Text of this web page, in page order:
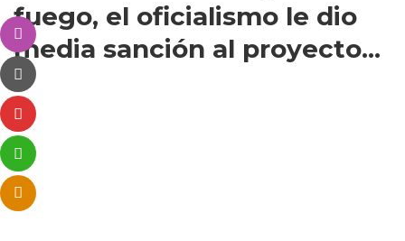
fuego, el oficialismo le dio
media sanción al proyecto...